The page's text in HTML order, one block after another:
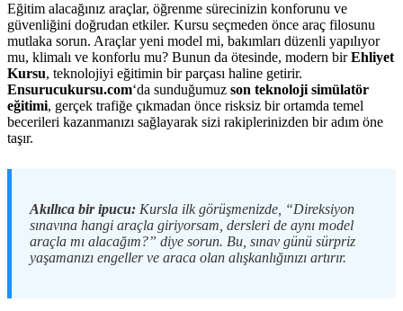
Eğitim alacağınız araçlar, öğrenme sürecinizin konforunu ve
güvenliğini doğrudan etkiler. Kursu seçmeden önce araç filosunu
mutlaka sorun. Araçlar yeni model mi, bakımları düzenli yapılıyor
mu, klimalı ve konforlu mu? Bunun da ötesinde, modern birEhliyet
Kursu, teknolojiyi eğitimin bir parçası haline getirir.
Ensurucukursu.com‘da sunduğumuz son teknoloji simülatör
eğitimi, gerçek trafiğe çıkmadan önce risksiz bir ortamda temel
becerileri kazanmanızı sağlayarak sizi rakiplerinizden bir adım öne
taşır.
Akıllıca bir ipucu: Kursla ilk görüşmenizde, “Direksiyon
sınavına hangi araçla giriyorsam, dersleri de aynı model
araçla mı alacağım?” diye sorun. Bu, sınav günü sürpriz
yaşamanızı engeller ve araca olan alışkanlığınızı artırır.